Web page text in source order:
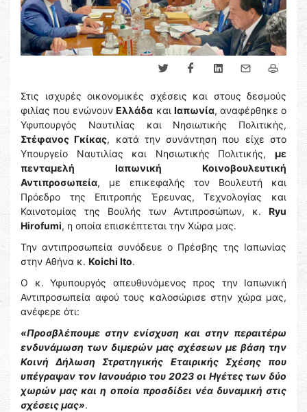
Στις ισχυρές οικονομικές σχέσεις και στους δεσμούς
φιλίας που ενώνουνΕλλάδα και Ιαπωνία, αναφέρθηκε ο
Υφυπουργός Ναυτιλίας και Νησιωτικής Πολιτικής,
Στέφανος Γκίκας, κατά την συνάντηση που είχε στο
Υπουργείο Ναυτιλίας και Νησιωτικής Πολιτικής, με
πενταμελή Ιαπωνική Κοινοβουλευτική
Αντιπροσωπεία, με επικεφαλής τον Βουλευτή και
Πρόεδρο της Επιτροπής Έρευνας, Τεχνολογίας και
Καινοτομίας της Βουλής των Αντιπροσώπων, κ. Ryu
Hirofumi, η οποία επισκέπτεται την Χώρα μας.
Την αντιπροσωπεία συνόδευε ο Πρέσβης της Ιαπωνίας
στην Αθήνα κ. Koichi Ito.
Ο κ. Υφυπουργός απευθυνόμενος προς την Ιαπωνική
Αντιπροσωπεία αφού τους καλοσώρισε στην χώρα μας,
ανέφερε ότι:
«Προσβλέπουμε στην ενίσχυση και στην περαιτέρω
ενδυνάμωση των διμερών μας σχέσεων με βάση την
Κοινή Δήλωση Στρατηγικής Εταιρικής Σχέσης που
υπέγραψαν τον Ιανουάριο του 2023 οι Ηγέτες των δύο
χωρών μας και η οποία προσδίδει νέα δυναμική στις
σχέσεις μας».